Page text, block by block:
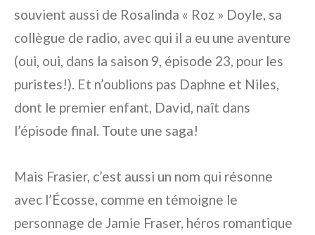
souvient aussi de Rosalinda « Roz » Doyle, sa
collègue de radio, avec qui il a eu une aventure
(oui, oui, dans la saison 9, épisode 23, pour les
puristes!). Et n’oublions pas Daphne et Niles,
dont le premier enfant, David, naît dans
l’épisode final. Toute une saga!
Mais Frasier, c’est aussi un nom qui résonne
avec l’Écosse, comme en témoigne le
personnage de Jamie Fraser, héros romantique